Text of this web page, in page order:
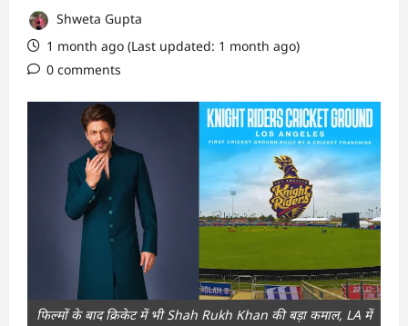
Shweta Gupta
1 month ago (Last updated: 1 month ago)
0 comments
फिल्मों के बाद क्रिकेट में भी Shah Rukh Khan की बड़ा कमाल, LA में